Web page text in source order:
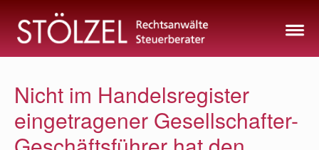
Inhalt
springen
Nicht im Handelsregister
eingetragener Gesellschafter-